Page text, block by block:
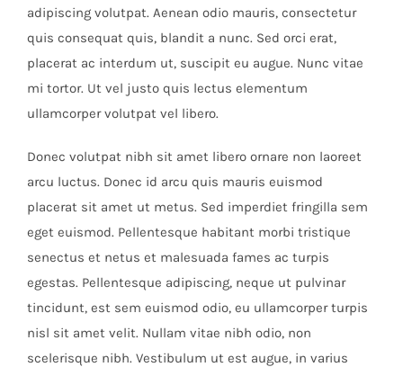
adipiscing volutpat. Aenean odio mauris, consectetur
quis consequat quis, blandit a nunc. Sed orci erat,
placerat ac interdum ut, suscipit eu augue. Nunc vitae
mi tortor. Ut vel justo quis lectus elementum
ullamcorper volutpat vel libero.
Donec volutpat nibh sit amet libero ornare non laoreet
arcu luctus. Donec id arcu quis mauris euismod
placerat sit amet ut metus. Sed imperdiet fringilla sem
eget euismod. Pellentesque habitant morbi tristique
senectus et netus et malesuada fames ac turpis
egestas. Pellentesque adipiscing, neque ut pulvinar
tincidunt, est sem euismod odio, eu ullamcorper turpis
nisl sit amet velit. Nullam vitae nibh odio, non
scelerisque nibh. Vestibulum ut est augue, in varius